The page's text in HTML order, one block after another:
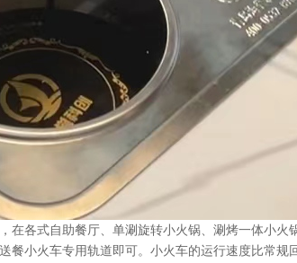
在各式自助餐厅、单涮旋转小火锅、涮烤一体小火
餐小火车专用轨道即可。小火车的运行速度比常规